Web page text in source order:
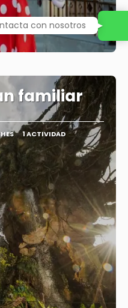
familiar
1 ACTIVIDAD
con nosotros